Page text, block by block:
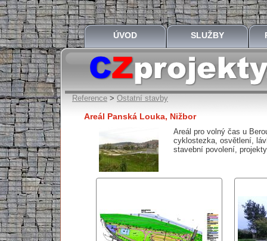
ÚVOD SLUŽBY
Reference > Ostatní stavby
Areál Panská Louka, Nižbor
Areál pro volný čas u
cyklostezka, osvětlení,
stavební povolení,